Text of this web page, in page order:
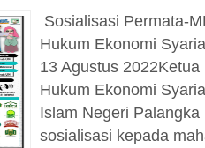
Sosialisasi Permata-
Hukum Ekonomi
13 Agustus
Hukum Ekonomi
Islam Negeri
sosialisasi kepada